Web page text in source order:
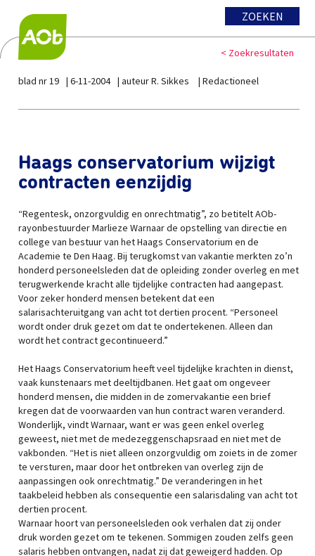
ZOEKEN
< Zoekresultaten
blad nr 19 6-11-2004 auteur R. Sikkes Redactioneel
Haags conservatorium wijzigt
contracten eenzijdig
“Regentesk, onzorgvuldig en onrechtmatig”, zo betitelt AOb-
rayonbestuurder Marlieze Warnaar de opstelling van directie en
college van bestuur van het Haags Conservatorium en de
Academie te Den Haag. Bij terugkomst van vakantie merkten zo’n
honderd personeelsleden dat de opleiding zonder overleg en met
terugwerkende kracht alle tijdelijke contracten had aangepast.
Voor zeker honderd mensen betekent dat een
salarisachteruitgang van acht tot dertien procent. “Personeel
wordt onder druk gezet om dat te ondertekenen. Alleen dan
wordt het contract gecontinueerd.”
Het Haags Conservatorium heeft veel tijdelijke krachten in dienst,
vaak kunstenaars met deeltijdbanen. Het gaat om ongeveer
honderd mensen, die midden in de zomervakantie een brief
kregen dat de voorwaarden van hun contract waren veranderd.
Wonderlijk, vindt Warnaar, want er was geen enkel overleg
geweest, niet met de medezeggenschapsraad en niet met de
vakbonden. “Het is niet alleen onzorgvuldig om zoiets in de zomer
te versturen, maar door het ontbreken van overleg zijn de
aanpassingen ook onrechtmatig.” De veranderingen in het
taakbeleid hebben als consequentie een salarisdaling van acht tot
dertien procent.
Warnaar hoort van personeelsleden ook verhalen dat zij onder
druk worden gezet om te tekenen. Sommigen zouden zelfs geen
salaris hebben ontvangen, nadat zij dat geweigerd hadden. Op